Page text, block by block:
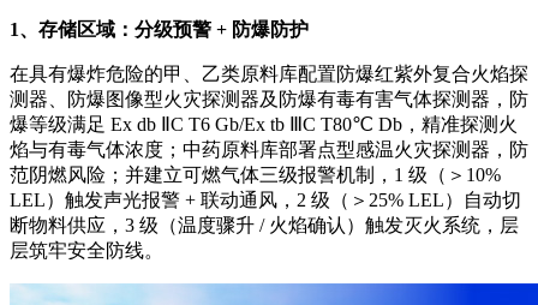
1、存储区域：分级预警 + 防爆防护
在具有爆炸危险的甲、乙类原料库配置防爆红紫外复合火焰探
测器、防爆图像型火灾探测器及防爆有毒有害气体探测器，防
爆等级满足 Ex db ⅡC T6 Gb/Ex tb ⅢC T80℃ Db，精准探测火
焰与有毒气体浓度；中药原料库部署点型感温火灾探测器，防
范阴燃风险；并建立可燃气体三级报警机制，1 级（＞10%
LEL）触发声光报警 + 联动通风，2 级（＞25% LEL）自动切
断物料供应，3 级（温度骤升 / 火焰确认）触发灭火系统，层
层筑牢安全防线。